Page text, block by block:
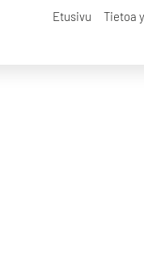
Etusivu Tietoa
Kari